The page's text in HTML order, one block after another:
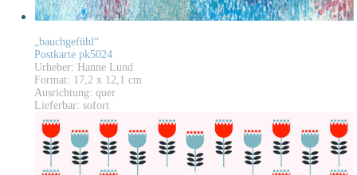
„bauchgefühl“
Postkarte pk5024
Urheber: Hanne Lund
Format: 17,2 x 12,1 cm
Ausrichtung: quer
Lieferbar: sofort